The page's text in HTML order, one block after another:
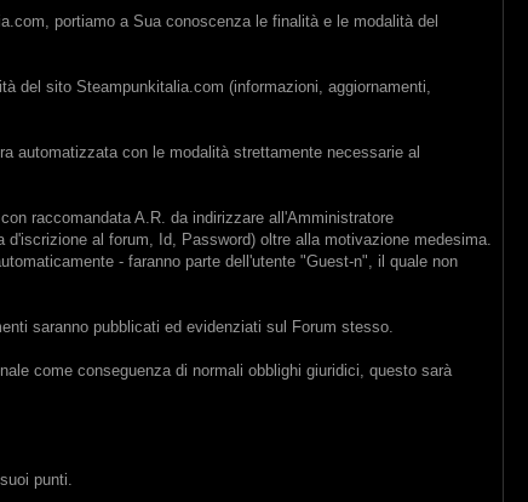
portiamo a Sua conoscenza le finalità e le modalità del
del sito Steampunkitalia.com (informazioni, aggiornamenti,
automatizzata con le modalità strettamente necessarie al
raccomandata A.R. da indirizzare all'Amministratore
al forum, Id, Password) oltre alla motivazione medesima.
- faranno parte dell'utente "Guest-n", il quale non
saranno pubblicati ed evidenziati sul Forum stesso.
come conseguenza di normali obblighi giuridici, questo sarà
punti.